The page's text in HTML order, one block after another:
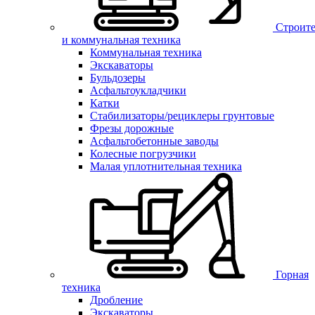
и коммунальная техника
Коммунальная техника
Экскаваторы
Бульдозеры
Асфальтоукладчики
Катки
Стабилизаторы/рециклеры грунтовые
Фрезы дорожные
Асфальтобетонные заводы
Колесные погрузчики
Малая уплотнительная техника
Горная
техника
Дробление
Экскаваторы